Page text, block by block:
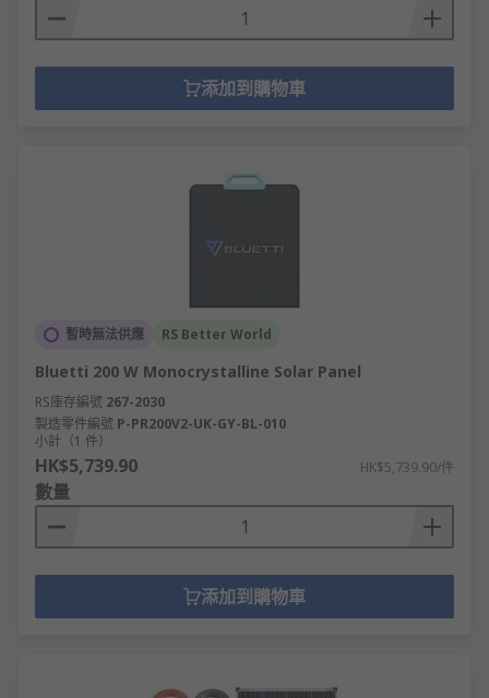
添加到購物車
暫時無法供應 RS Better World
Bluetti 200 W Monocrystalline Solar Panel
RS庫存編號 267-2030
製造零件編號 P-PR200V2-UK-GY-BL-010
小計（1 件）
HK$5,739.90 HK$5,739.90/件
數量
添加到購物車